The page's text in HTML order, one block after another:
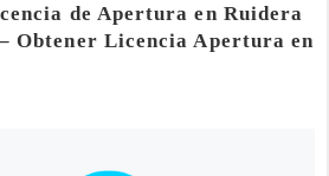
de Apertura en Ruidera
Obtener Licencia Apertura en